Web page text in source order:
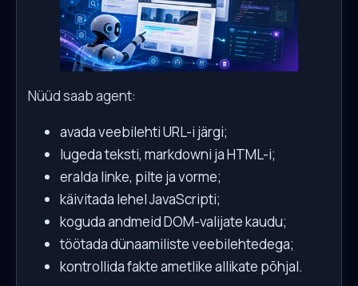
Nüüd saab agent:
avada veebilehti URL-i järgi;
lugeda teksti, markdowni ja HTML-i;
eralda linke, pilte ja vorme;
käivitada lehel JavaScripti;
koguda andmeid DOM-valijate kaudu;
töötada dünaamiliste veebilehtedega;
kontrollida fakte ametlike allikate põhjal.